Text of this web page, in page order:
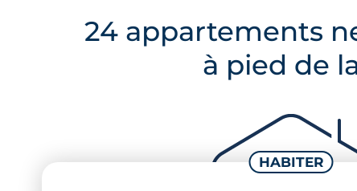
24 appartements
à pied de